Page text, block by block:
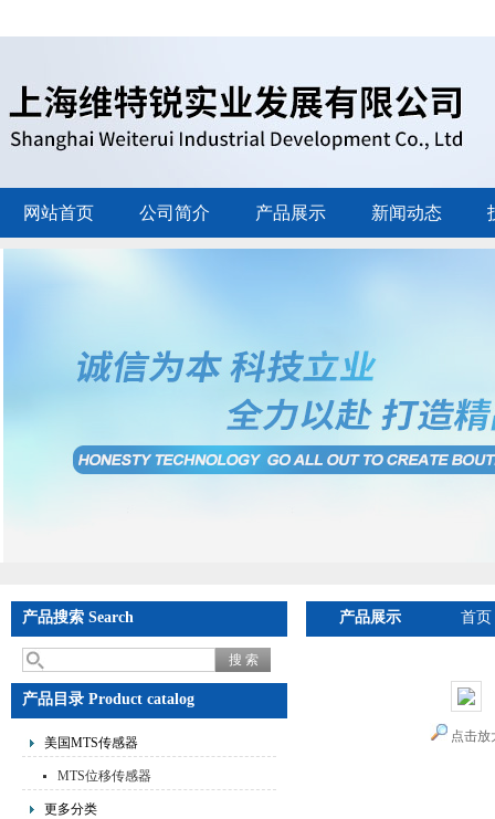
网站首页 公司简介 产品展示 新闻动态
产品搜索 Search
产品目录 Product catalog
美国MTS传感器
MTS位移传感器
更多分类
产品展示 首页
点击放